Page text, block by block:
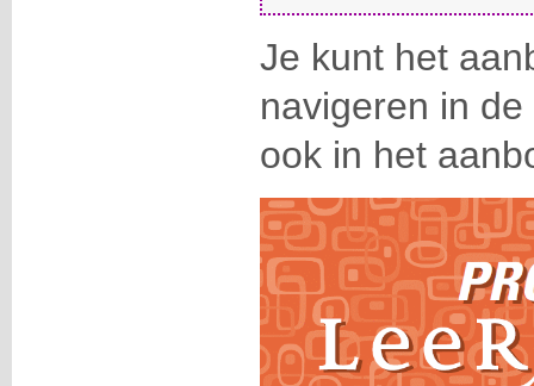
Je kunt het
navigeren in
ook in het